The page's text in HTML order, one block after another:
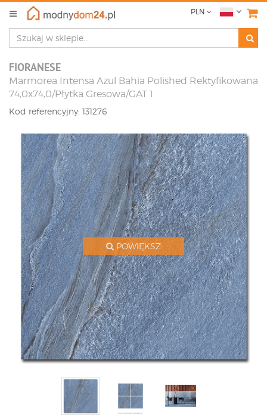
PLN
FIORANESE
Marmorea Intensa Azul Bahia Polished Rektyfikowana
74,0x74,0/Płytka Gresowa/GAT 1
Kod referencyjny: 131276
POWIĘKSZ